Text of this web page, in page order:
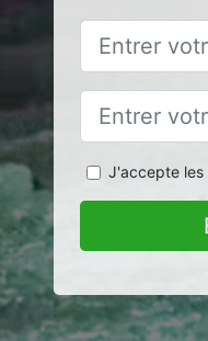
J'accepte les